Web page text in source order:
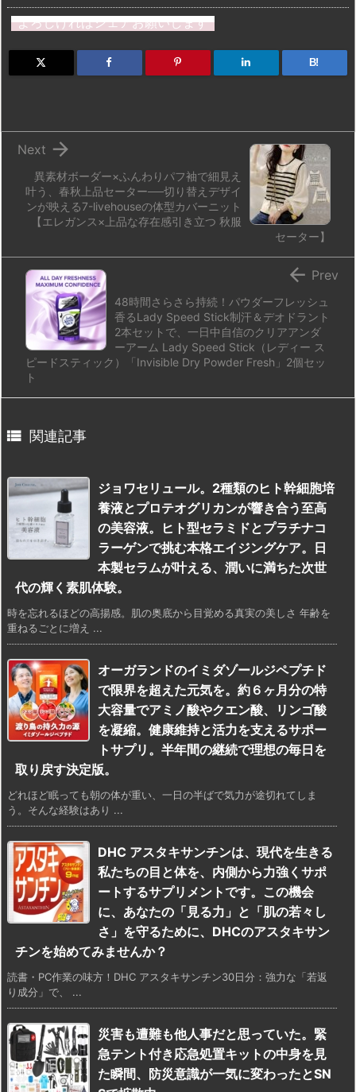
st
o
d
e
s
k
e
a
d
m
bl
r
b
o
ar
n
dr
o
よろしければシェアお願いします
B!
異素材ボーダー×ふんわりパフ袖で細見え
叶う、春秋上品セーター──切り替えデザイ
ンが映える7-livehouseの体型カバーニット
【エレガンス×上品な存在感引き立つ 秋服
セーター】

Next
48時間さらさら持続！パウダーフレッシュ
香るLady Speed Stick制汗＆デオドラント
2本セットで、一日中自信のクリアアンダ
ーアーム Lady Speed Stick（レディー ス
ピードスティック）「Invisible Dry Powder Fresh」2個セッ
ト
 Prev
 関連記事
ジョワセリュール。2種類のヒト幹細胞培
養液とプロテオグリカンが響き合う至高
の美容液。ヒト型セラミドとプラチナコ
ラーゲンで挑む本格エイジングケア。日
本製セラムが叶える、潤いに満ちた次世
代の輝く素肌体験。
時を忘れるほどの高揚感。肌の奥底から目覚める真実の美しさ 年齢を
重ねるごとに増え ...
オーガランドのイミダゾールジペプチド
で限界を超えた元気を。約６ヶ月分の特
大容量でアミノ酸やクエン酸、リンゴ酸
を凝縮。健康維持と活力を支えるサポー
トサプリ。半年間の継続で理想の毎日を
取り戻す決定版。
どれほど眠っても朝の体が重い、一日の半ばで気力が途切れてしま
う。そんな経験はあり ...
DHC アスタキサンチンは、現代を生きる
私たちの目と体を、内側から力強くサポ
ートするサプリメントです。この機会
に、あなたの「見る力」と「肌の若々し
さ」を守るために、DHCのアスタキサン
チンを始めてみませんか？
読書・PC作業の味方！DHC アスタキサンチン30日分：強力な「若返
り成分」で、 ...
災害も遭難も他人事だと思っていた。緊
急テント付き応急処置キットの中身を見
た瞬間、防災意識が一気に変わったとSN